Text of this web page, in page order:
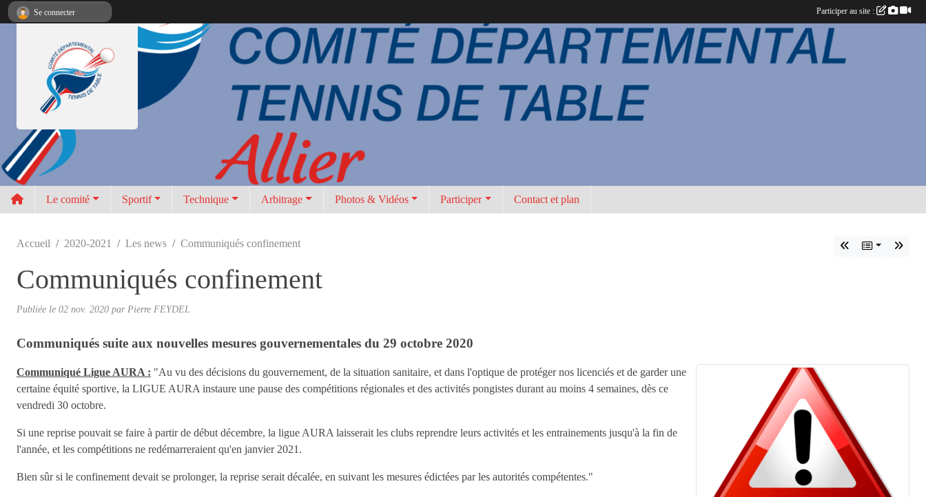
Le comité Sportif Technique Arbitrage Photos & Vidéos Participer Contact et plan
Accueil 2020-2021 Les news Communiqués confinement
Communiqués confinement
Publiée le 02 nov. 2020 par Pierre FEYDEL
Communiqués suite aux nouvelles mesures gouvernementales du 29 octobre 2020
Communiqué Ligue AURA : "Au vu des décisions du gouvernement, de la situation sanitaire, et dans l'optique de protéger nos licenciés et de garder une
certaine équité sportive, la LIGUE AURA instaure une pause des compétitions régionales et des activités pongistes durant au moins 4 semaines, dès ce
vendredi 30 octobre.
Si une reprise pouvait se faire à partir de début décembre, la ligue AURA laisserait les clubs reprendre leurs activités et les entrainements jusqu'à la fin de
l'année, et les compétitions ne redémarreraient qu'en janvier 2021.
Bien sûr si le confinement devait se prolonger, la reprise serait décalée, en suivant les mesures édictées par les autorités compétentes."
Se connecter Participer au site :
Panneau de gestion des cookies